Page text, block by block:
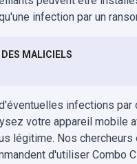
infection par un
MALICIELS
infections par
votre appareil mobile
légitime. Nos chercheurs
d'utiliser Combo